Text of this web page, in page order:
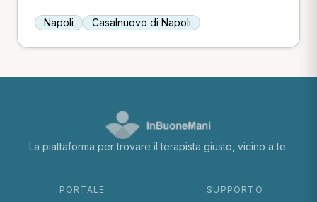
Napoli Casalnuovo di Napoli
La piattaforma per trovare il terapista giusto, vicino a te.
PORTALE SUPPORTO